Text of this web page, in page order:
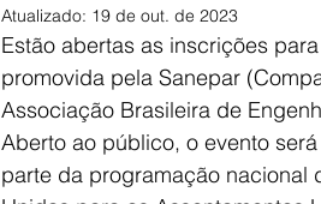
Atualizado: 19 de out. de 2023
Estão abertas as inscrições
promovida pela Sanepar
Associação Brasileira de
Aberto ao público, o evento
parte da programação